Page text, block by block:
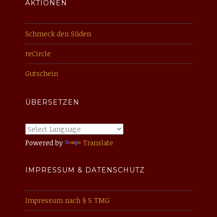
AKTIONEN
Schmeck den Süden
reCircle
Gutschein
ÜBERSETZEN
Powered by Translate
IMPRESSUM & DATENSCHUTZ
Impressum nach § 5 TMG